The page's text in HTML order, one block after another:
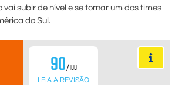
subir de nível e se tornar um dos times
do Sul.
90/100
LEIA A REVISÃO